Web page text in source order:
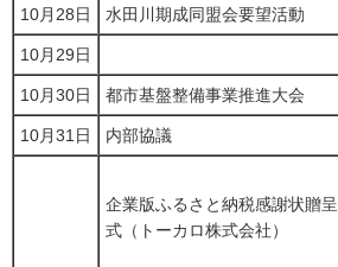
10月28日 水田川期成同盟会要望活動
10月29日
10月30日 都市基盤整備事業推進大会
10月31日 内部協議
企業版ふるさと納税感謝状贈呈
式（トーカロ株式会社）